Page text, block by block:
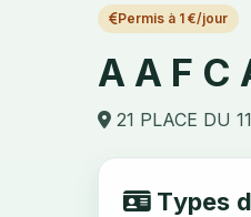
Permis à 1 €/jour
A A F C
21 PLACE DU
Types